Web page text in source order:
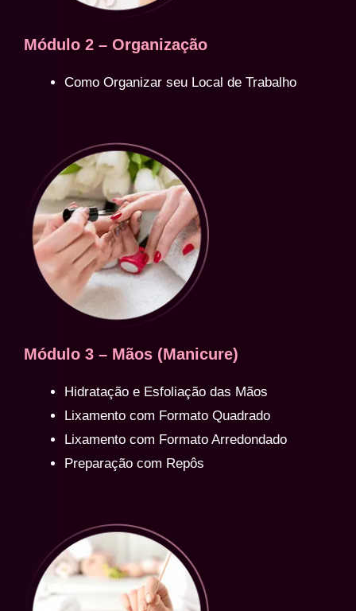
Módulo 2 – Organização
Como Organizar seu Local de Trabalho
Módulo 3 – Mãos (Manicure)
Hidratação e Esfoliação das Mãos
Lixamento com Formato Quadrado
Lixamento com Formato Arredondado
Preparação com Repôs